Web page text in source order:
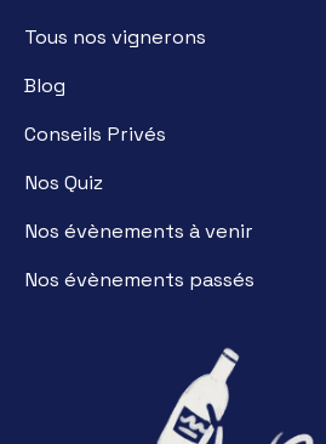
Tous nos vignerons
Blog
Conseils Privés
Nos Quiz
Nos évènements à venir
Nos évènements passés